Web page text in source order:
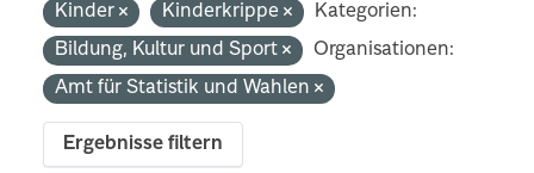
Kinder
Kinderkrippe
Kategorien:
Bildung, Kultur und Sport
Organisationen:
Amt für Statistik und Wahlen
Ergebnisse filtern